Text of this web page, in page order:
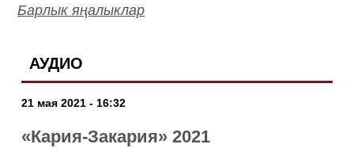
Барлык яңалыклар
АУДИО
21 мая 2021 - 16:32
«Кария-Закария» 2021